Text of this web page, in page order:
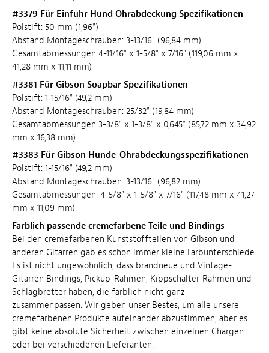
#3379 Für Einfuhr Hund Ohrabdeckung Spezifikationen
Polstift: 50 mm (1,96")
Abstand Montageschrauben: 3-13/16" (96,84 mm)
Gesamtabmessungen 4-11/16" x 1-5/8" x 7/16" (119,06 mm x
41,28 mm x 11,11 mm)
#3381 Für Gibson Soapbar Spezifikationen
Polstift: 1-15/16" (49,2 mm)
Abstand Montageschrauben: 25/32" (19,84 mm)
Gesamtabmessungen 3-3/8" x 1-3/8" x 0,645" (85,72 mm x 34,92
mm x 16,38 mm)
#3383 Für Gibson Hunde-Ohrabdeckungsspezifikationen
Polstift: 1-15/16" (49,2 mm)
Abstand Montageschrauben: 3-13/16" (96,82 mm)
Gesamtabmessungen: 4-5/8" x 1-5/8" x 7/16" (117,48 mm x 41,27
mm x 11,09 mm)
Farblich passende cremefarbene Teile und Bindings
Bei den cremefarbenen Kunststoffteilen von Gibson und
anderen Gitarren gab es schon immer kleine Farbunterschiede.
Es ist nicht ungewöhnlich, dass brandneue und Vintage-
Gitarren Bindings, Pickup-Rahmen, Kippschalter-Rahmen und
Schlagbretter haben, die farblich nicht ganz
zusammenpassen. Wir geben unser Bestes, um alle unsere
cremefarbenen Produkte aufeinander abzustimmen, aber es
gibt keine absolute Sicherheit zwischen einzelnen Chargen
oder bei verschiedenen Lieferanten.